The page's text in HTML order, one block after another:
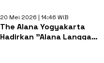
20 Mei 2026 | 14:46 WIB
The Alana Yogyakarta
Hadirkan "Alana Langgam